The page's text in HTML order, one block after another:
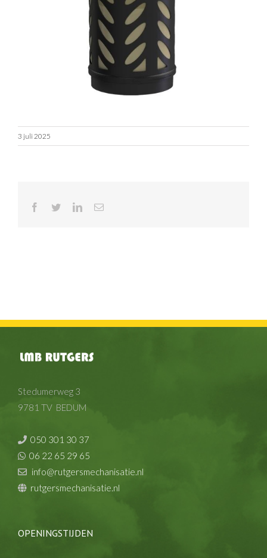
3 juli 2025
Facebook LinkedInE-
Stedumerweg 3
9781 TV BEDUM
050 301 30 37
06 22 65 29 65
info@rutgersmechanisatie.nl
rutgersmechanisatie.nl
OPENINGSTIJDEN